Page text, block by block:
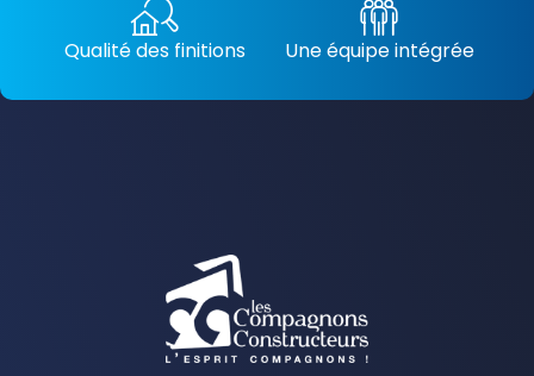
Qualité des finitions Une équipe intégrée